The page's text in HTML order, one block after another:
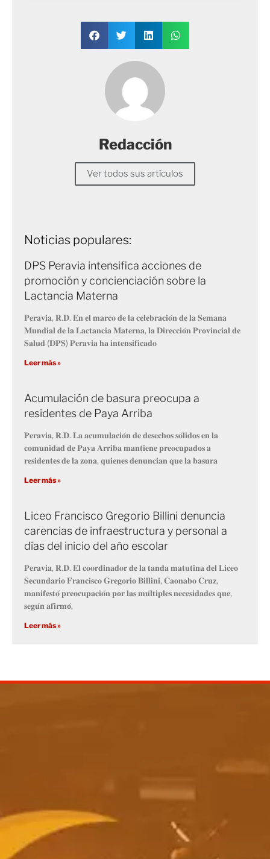
Redacción
Ver todos sus artículos
Noticias populares:
DPS Peravia intensifica acciones de
promoción y concienciación sobre la
Lactancia Materna
𝐏𝐞𝐫𝐚𝐯𝐢𝐚, 𝐑.𝐃. 𝐄𝐧 𝐞𝐥 𝐦𝐚𝐫𝐜𝐨 𝐝𝐞 𝐥𝐚 𝐜𝐞𝐥𝐞𝐛𝐫𝐚𝐜𝐢𝐨́𝐧 𝐝𝐞 𝐥𝐚 𝐒𝐞𝐦𝐚𝐧𝐚
𝐌𝐮𝐧𝐝𝐢𝐚𝐥 𝐝𝐞 𝐥𝐚 𝐋𝐚𝐜𝐭𝐚𝐧𝐜𝐢𝐚 𝐌𝐚𝐭𝐞𝐫𝐧𝐚, 𝐥𝐚 𝐃𝐢𝐫𝐞𝐜𝐜𝐢𝐨́𝐧 𝐏𝐫𝐨𝐯𝐢𝐧𝐜𝐢𝐚𝐥 𝐝𝐞
𝐒𝐚𝐥𝐮𝐝 (𝐃𝐏𝐒) 𝐏𝐞𝐫𝐚𝐯𝐢𝐚 𝐡𝐚 𝐢𝐧𝐭𝐞𝐧𝐬𝐢𝐟𝐢𝐜𝐚𝐝𝐨
Leer más »
Acumulación de basura preocupa a
residentes de Paya Arriba
𝐏𝐞𝐫𝐚𝐯𝐢𝐚, 𝐑.𝐃. 𝐋𝐚 𝐚𝐜𝐮𝐦𝐮𝐥𝐚𝐜𝐢𝐨́𝐧 𝐝𝐞 𝐝𝐞𝐬𝐞𝐜𝐡𝐨𝐬 𝐬𝐨́𝐥𝐢𝐝𝐨𝐬 𝐞𝐧 𝐥𝐚
𝐜𝐨𝐦𝐮𝐧𝐢𝐝𝐚𝐝 𝐝𝐞 𝐏𝐚𝐲𝐚 𝐀𝐫𝐫𝐢𝐛𝐚 𝐦𝐚𝐧𝐭𝐢𝐞𝐧𝐞 𝐩𝐫𝐞𝐨𝐜𝐮𝐩𝐚𝐝𝐨𝐬 𝐚
𝐫𝐞𝐬𝐢𝐝𝐞𝐧𝐭𝐞𝐬 𝐝𝐞 𝐥𝐚 𝐳𝐨𝐧𝐚, 𝐪𝐮𝐢𝐞𝐧𝐞𝐬 𝐝𝐞𝐧𝐮𝐧𝐜𝐢𝐚𝐧 𝐪𝐮𝐞 𝐥𝐚 𝐛𝐚𝐬𝐮𝐫𝐚
Leer más »
Liceo Francisco Gregorio Billini denuncia
carencias de infraestructura y personal a
días del inicio del año escolar
𝐏𝐞𝐫𝐚𝐯𝐢𝐚, 𝐑.𝐃. 𝐄𝐥 𝐜𝐨𝐨𝐫𝐝𝐢𝐧𝐚𝐝𝐨𝐫 𝐝𝐞 𝐥𝐚 𝐭𝐚𝐧𝐝𝐚 𝐦𝐚𝐭𝐮𝐭𝐢𝐧𝐚 𝐝𝐞𝐥 𝐋𝐢𝐜𝐞𝐨
𝐒𝐞𝐜𝐮𝐧𝐝𝐚𝐫𝐢𝐨 𝐅𝐫𝐚𝐧𝐜𝐢𝐬𝐜𝐨 𝐆𝐫𝐞𝐠𝐨𝐫𝐢𝐨 𝐁𝐢𝐥𝐥𝐢𝐧𝐢, 𝐂𝐚𝐨𝐧𝐚𝐛𝐨 𝐂𝐫𝐮𝐳,
𝐦𝐚𝐧𝐢𝐟𝐞𝐬𝐭𝐨́ 𝐩𝐫𝐞𝐨𝐜𝐮𝐩𝐚𝐜𝐢𝐨́𝐧 𝐩𝐨𝐫 𝐥𝐚𝐬 𝐦𝐮́𝐥𝐭𝐢𝐩𝐥𝐞𝐬 𝐧𝐞𝐜𝐞𝐬𝐢𝐝𝐚𝐝𝐞𝐬 𝐪𝐮𝐞,
𝐬𝐞𝐠𝐮́𝐧 𝐚𝐟𝐢𝐫𝐦𝐨́,
Leer más »